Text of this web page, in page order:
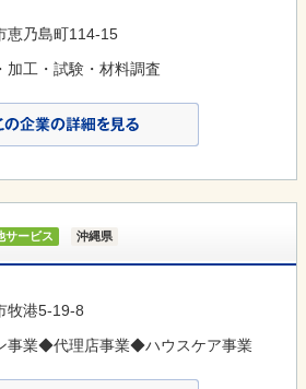
恵乃島町114-15
加工・試験・材料調査
サービス 沖縄県
牧港5-19-8
事業◆代理店事業◆ハウスケア事業